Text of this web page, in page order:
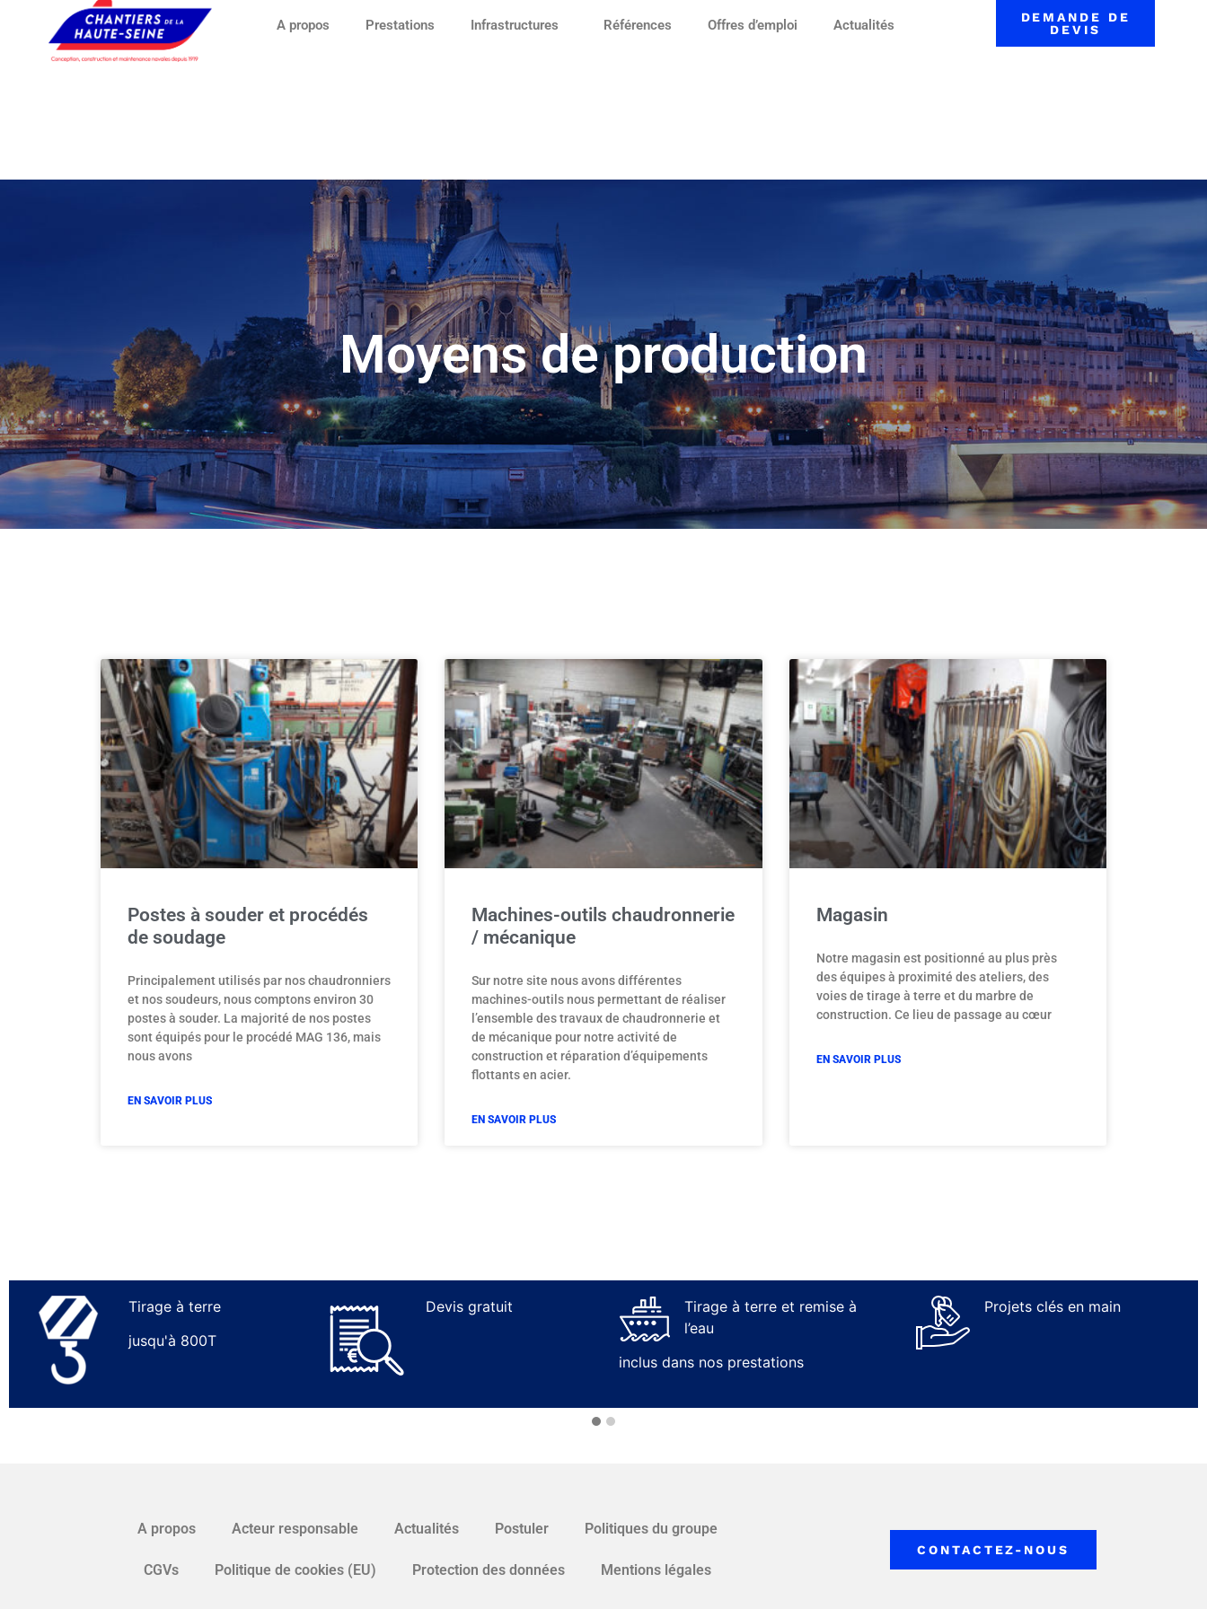
A propos Prestations Infrastructures Références Offres d’emploi Actualités
DEMANDE DE
DEVIS
Moyens de production
Postes à souder et procédés
de soudage
Principalement utilisés par nos chaudronniers
et nos soudeurs, nous comptons environ 30
postes à souder. La majorité de nos postes
sont équipés pour le procédé MAG 136, mais
nous avons
EN SAVOIR PLUS
Machines-outils chaudronnerie
/ mécanique
Sur notre site nous avons différentes
machines-outils nous permettant de réaliser
l’ensemble des travaux de chaudronnerie et
de mécanique pour notre activité de
construction et réparation d’équipements
flottants en acier.
EN SAVOIR PLUS
Magasin
Notre magasin est positionné au plus près
des équipes à proximité des ateliers, des
voies de tirage à terre et du marbre de
construction. Ce lieu de passage au cœur
EN SAVOIR PLUS
Tirage à terre
jusqu'à 800T
Devis gratuit
Tirage à terre et remise à
l’eau
inclus dans nos prestations
Projets clés en main
A propos Acteur responsable Actualités Postuler Politiques du groupe
CGVs Politique de cookies (EU) Protection des données Mentions légales
CONTACTEZ-NOUS